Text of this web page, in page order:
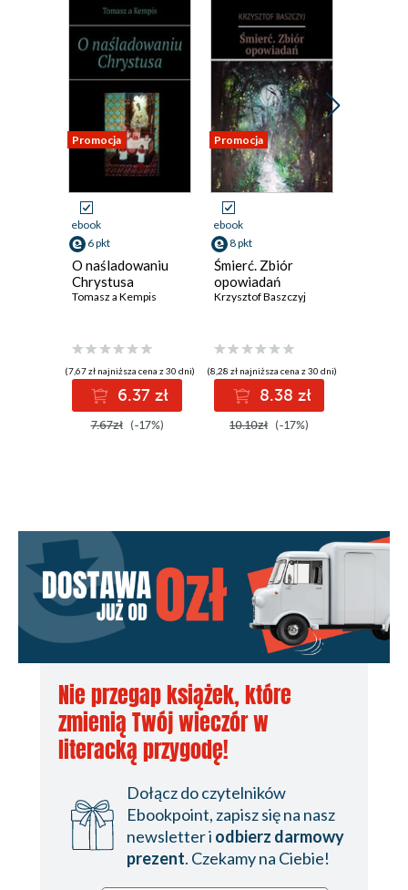
Promocja
ebook
6 pkt
O naśladowaniu
Chrystusa
Tomasz a Kempis
(7,67 zł najniższa cena z 30 dni)
6.37 zł
7.67zł (-17%)
Promocja
ebook
8 pkt
Śmierć. Zbiór
opowiadań
Krzysztof Baszczyj
(8,28 zł najniższa cena z 30 dni)
8.38 zł
10.10zł (-17%)
Nie przegap książek, które
zmienią Twój wieczór w
literacką przygodę!
Dołącz do czytelników
Ebookpoint, zapisz się na nasz
newsletter i odbierz darmowy
prezent. Czekamy na Ciebie!